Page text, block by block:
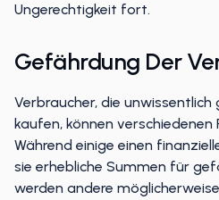
Ungerechtigkeit fort.
Gefährdung Der
Verbraucher, die
kaufen, können verschiedenen
Während einige einen
sie erhebliche Summen für
werden andere